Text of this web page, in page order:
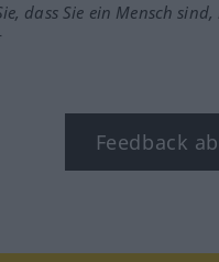
dass Sie ein Mensch
Feedback